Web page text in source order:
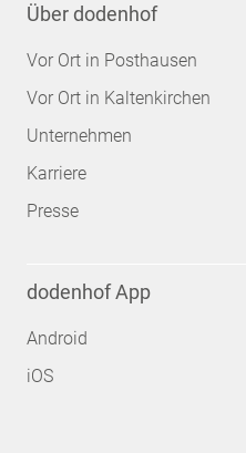
Über dodenhof
Vor Ort in Posthausen
Vor Ort in Kaltenkirchen
Unternehmen
Karriere
Presse
dodenhof App
Android
iOS